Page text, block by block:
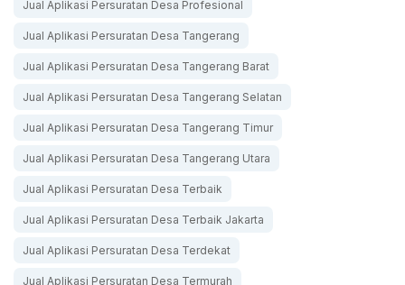
Jual Aplikasi Persuratan Desa Profesional
Jual Aplikasi Persuratan Desa Tangerang
Jual Aplikasi Persuratan Desa Tangerang Barat
Jual Aplikasi Persuratan Desa Tangerang Selatan
Jual Aplikasi Persuratan Desa Tangerang Timur
Jual Aplikasi Persuratan Desa Tangerang Utara
Jual Aplikasi Persuratan Desa Terbaik
Jual Aplikasi Persuratan Desa Terbaik Jakarta
Jual Aplikasi Persuratan Desa Terdekat
Jual Aplikasi Persuratan Desa Termurah